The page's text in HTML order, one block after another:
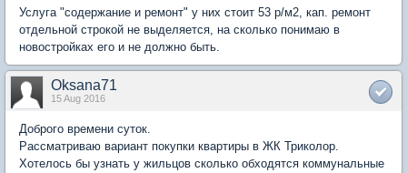
Услуга "содержание и ремонт" у них стоит 53 р/м2, кап. ремонт
отдельной строкой не выделяется, на сколько понимаю в
новостройках его и не должно быть.
Oksana71
15 Aug 2016
Доброго времени суток.
Рассматриваю вариант покупки квартиры в ЖК Триколор.
Хотелось бы узнать у жильцов сколько обходятся коммунальные